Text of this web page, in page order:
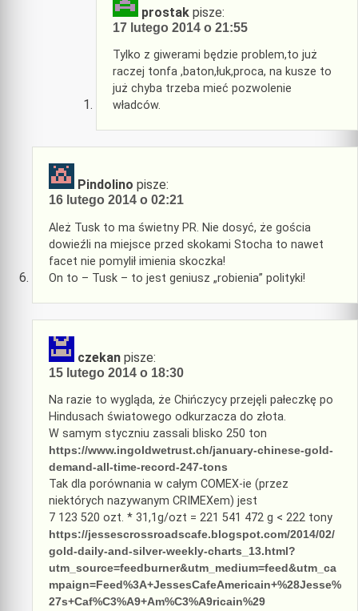
prostak pisze:
17 lutego 2014 o 21:55
Tylko z giwerami będzie problem,to już
raczej tonfa ,baton,łuk,proca, na kusze to
już chyba trzeba mieć pozwolenie
władców.
Pindolino pisze:
16 lutego 2014 o 02:21
Ależ Tusk to ma świetny PR. Nie dosyć, że gościa
dowieźli na miejsce przed skokami Stocha to nawet
facet nie pomylił imienia skoczka!
On to – Tusk – to jest geniusz „robienia” polityki!
czekan pisze:
15 lutego 2014 o 18:30
Na razie to wygląda, że Chińczycy przejęli pałeczkę po
Hindusach światowego odkurzacza do złota.
W samym styczniu zassali blisko 250 ton
https://www.ingoldwetrust.ch/january-chinese-gold-
demand-all-time-record-247-tons
Tak dla porównania w całym COMEX-ie (przez
niektórych nazywanym CRIMEXem) jest
7 123 520 ozt. * 31,1g/ozt = 221 541 472 g < 222 tony
https://jessescrossroadscafe.blogspot.com/2014/02/
gold-daily-and-silver-weekly-charts_13.html?
utm_source=feedburner&utm_medium=feed&utm_ca
mpaign=Feed%3A+JessesCafeAmericain+%28Jesse%
27s+Caf%C3%A9+Am%C3%A9ricain%29